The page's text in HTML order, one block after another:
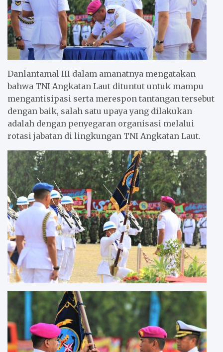
Danlantamal III dalam amanatnya mengatakan
bahwa TNI Angkatan Laut dituntut untuk mampu
mengantisipasi serta merespon tantangan tersebut
dengan baik, salah satu upaya yang dilakukan
adalah dengan penyegaran organisasi melalui
rotasi jabatan di lingkungan TNI Angkatan Laut.